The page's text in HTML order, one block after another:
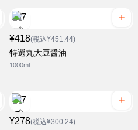
¥418(税込¥451.44)
特選丸大豆醤油
1000ml
¥278(税込¥300.24)